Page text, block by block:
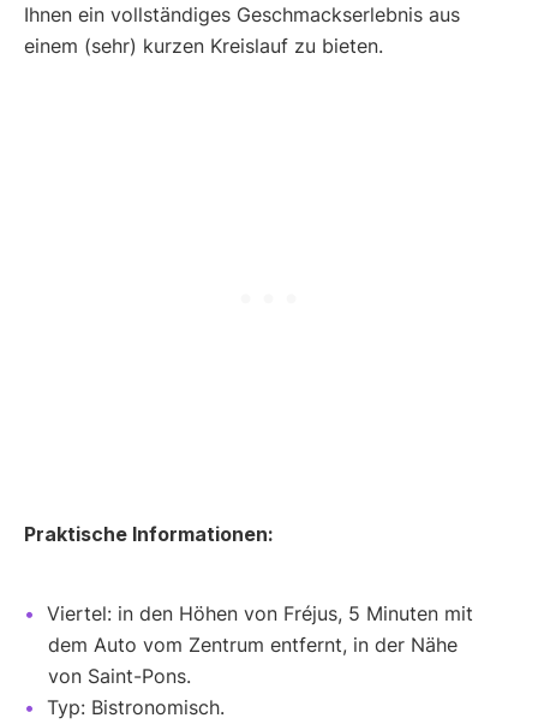
Ihnen ein vollständiges Geschmackserlebnis aus
einem (sehr) kurzen Kreislauf zu bieten.
Praktische Informationen:
Viertel: in den Höhen von Fréjus, 5 Minuten mit
dem Auto vom Zentrum entfernt, in der Nähe
von Saint-Pons.
Typ: Bistronomisch.